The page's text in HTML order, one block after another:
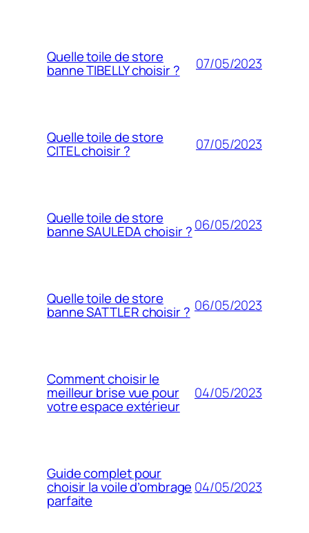
Quelle toile de store
banne TIBELLY choisir ? 07/05/2023
Quelle toile de store
CITEL choisir ? 07/05/2023
Quelle toile de store
banne SAULEDA choisir ?06/05/2023
Quelle toile de store
banne SATTLER choisir ? 06/05/2023
Comment choisir le
meilleur brise vue pour
votre espace extérieur
04/05/2023
Guide complet pour
choisir la voile d’ombrage
parfaite
04/05/2023